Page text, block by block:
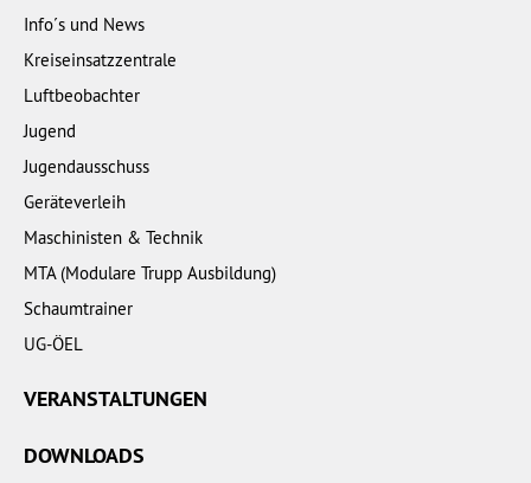
Info´s und News
Kreiseinsatzzentrale
Luftbeobachter
Jugend
Jugendausschuss
Geräteverleih
Maschinisten & Technik
MTA (Modulare Trupp Ausbildung)
Schaumtrainer
UG-ÖEL
VERANSTALTUNGEN
DOWNLOADS